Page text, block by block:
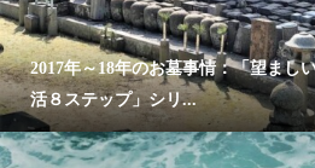
2017年～18年のお墓事情：「望まし
活８ステップ」シリ...